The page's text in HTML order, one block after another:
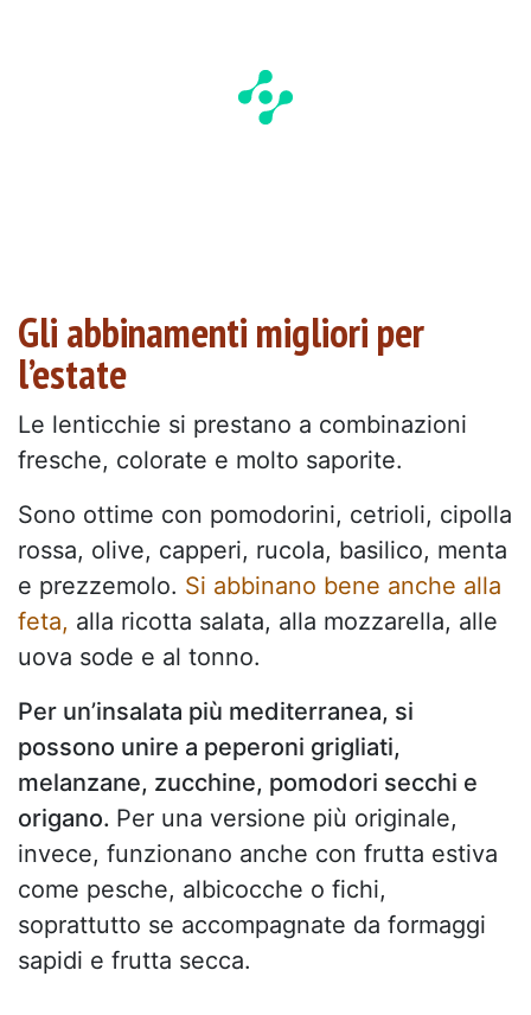
Gli abbinamenti migliori per
l’estate
Le lenticchie si prestano a combinazioni
fresche, colorate e molto saporite.
Sono ottime con pomodorini, cetrioli, cipolla
rossa, olive, capperi, rucola, basilico, menta
e prezzemolo. Si abbinano bene anche alla
feta, alla ricotta salata, alla mozzarella, alle
uova sode e al tonno.
Per un’insalata più mediterranea, si
possono unire a peperoni grigliati,
melanzane, zucchine, pomodori secchi e
origano. Per una versione più originale,
invece, funzionano anche con frutta estiva
come pesche, albicocche o fichi,
soprattutto se accompagnate da formaggi
sapidi e frutta secca.